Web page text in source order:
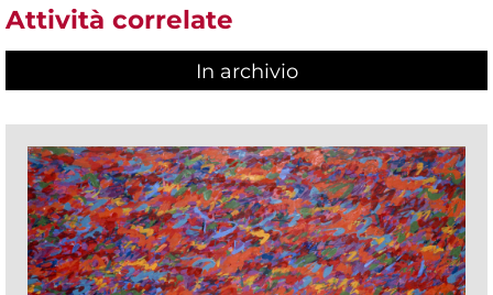
Attività correlate
In archivio